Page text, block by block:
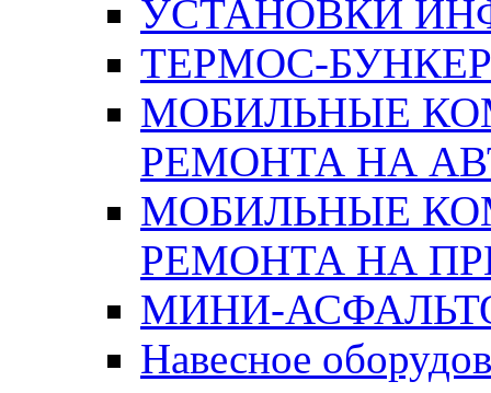
УСТАНОВКИ
ТЕРМОС-
МОБИЛЬНЫЕ
РЕМОНТА НА
МОБИЛЬНЫЕ
РЕМОНТА НА
МИНИ-
Навесное